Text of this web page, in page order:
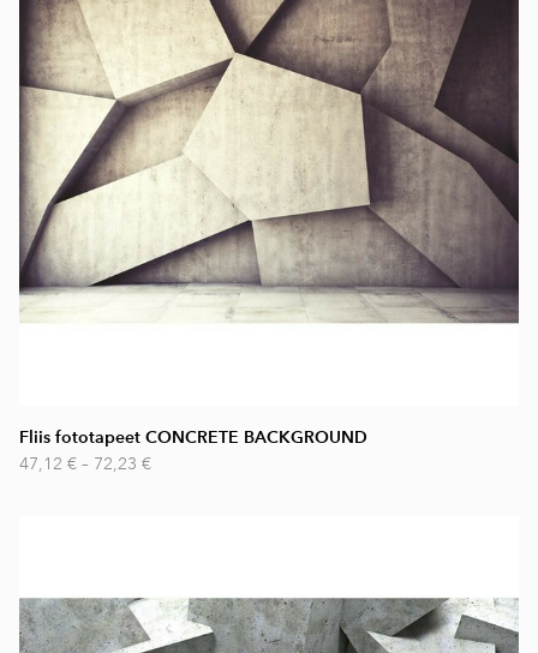
Fliis fototapeet CONCRETE BACKGROUND
47,12 € – 72,23 €